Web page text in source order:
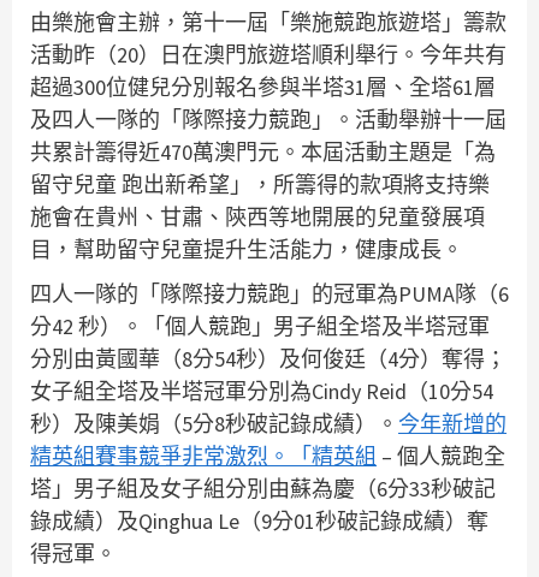
由樂施會主辦，第十一屆「樂施競跑旅遊塔」籌款
活動昨（20）日在澳門旅遊塔順利舉行。今年共有
超過300位健兒分別報名參與半塔31層、全塔61層
及四人一隊的「隊際接力競跑」。活動舉辦十一屆
共累計籌得近470萬澳門元。本屆活動主題是「為
留守兒童 跑出新希望」，所籌得的款項將支持樂
施會在貴州、甘肅、陝西等地開展的兒童發展項
目，幫助留守兒童提升生活能力，健康成長。
四人一隊的「隊際接力競跑」的冠軍為PUMA隊（6
分42 秒）。「個人競跑」男子組全塔及半塔冠軍
分別由黃國華（8分54秒）及何俊廷（4分）奪得；
女子組全塔及半塔冠軍分別為Cindy Reid（10分54
秒）及陳美娟（5分8秒破記錄成績）。 今年新增的
精英組賽事競爭非常激烈。「精英組 – 個人競跑全
塔」男子組及女子組分別由蘇為慶（6分33秒破記
錄成績）及Qinghua Le（9分01秒破記錄成績）奪
得冠軍。